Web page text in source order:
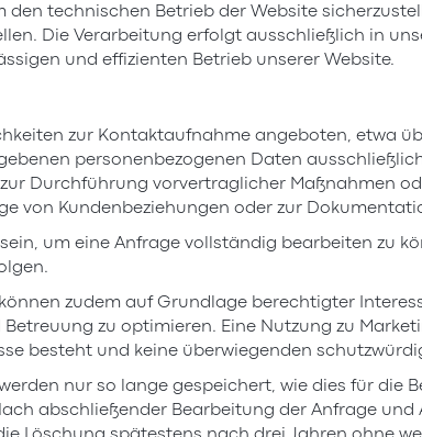
technischen Betrieb der Website
Die Verarbeitung erfolgt ausschließlich in
und effizienten Betrieb unserer Website.
zur Kontaktaufnahme angeboten, etwa
personenbezogenen Daten
Durchführung vorvertraglicher Maßnahmen
von Kundenbeziehungen oder zur
um eine Anfrage vollständig bearbeiten zu
zudem auf Grundlage berechtigter
zu optimieren. Eine Nutzung zu
besteht und keine überwiegenden
nur so lange gespeichert, wie dies für die
abschließender Bearbeitung der Anfrage